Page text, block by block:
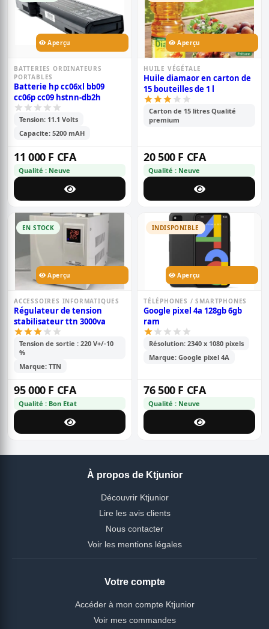
Aperçu
BATTERIES ORDINATEURS
PORTABLES
Batterie hp cc06xl bb09
cc06p cc09 hstnn-db2h
Tension: 11.1 Volts
Capacite: 5200 mAH
11 000 F CFA
Qualité : Neuve
Aperçu
HUILE VÉGÉTALE
Huile diamaor en carton de
15 bouteilles de 1 l
Carton de 15 litres Qualité
premium
20 500 F CFA
Qualité : Neuve
EN STOCK
Aperçu
ACCESSOIRES INFORMATIQUES
Régulateur de tension
stabilisateur ttn 3000va
Tension de sortie : 220 V+/-10
%
Marque: TTN
95 000 F CFA
Qualité : Bon Etat
INDISPONIBLE
Aperçu
TÉLÉPHONES / SMARTPHONES
Google pixel 4a 128gb 6gb
ram
Résolution: 2340 x 1080 pixels
Marque: Google pixel 4A
76 500 F CFA
Qualité : Neuve
À propos de Ktjunior
Découvrir Ktjunior
Lire les avis clients
Nous contacter
Voir les mentions légales
Votre compte
Accéder à mon compte Ktjunior
Voir mes commandes